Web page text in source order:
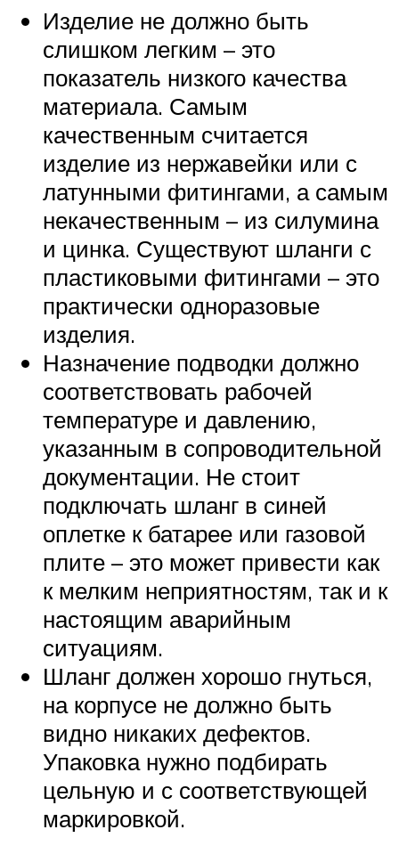
Изделие не должно быть
слишком легким – это
показатель низкого качества
материала. Самым
качественным считается
изделие из нержавейки или с
латунными фитингами, а самым
некачественным – из силумина
и цинка. Существуют шланги с
пластиковыми фитингами – это
практически одноразовые
изделия.
Назначение подводки должно
соответствовать рабочей
температуре и давлению,
указанным в сопроводительной
документации. Не стоит
подключать шланг в синей
оплетке к батарее или газовой
плите – это может привести как
к мелким неприятностям, так и к
настоящим аварийным
ситуациям.
Шланг должен хорошо гнуться,
на корпусе не должно быть
видно никаких дефектов.
Упаковка нужно подбирать
цельную и с соответствующей
маркировкой.